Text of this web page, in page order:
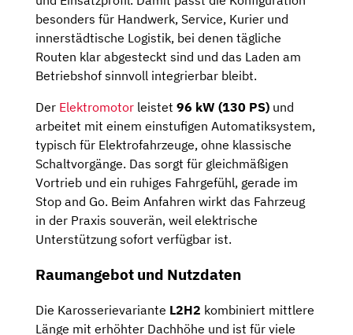
besonders für Handwerk, Service, Kurier und
innerstädtische Logistik, bei denen tägliche
Routen klar abgesteckt sind und das Laden am
Betriebshof sinnvoll integrierbar bleibt.
Der Elektromotor leistet 96 kW (130 PS) und
arbeitet mit einem einstufigen Automatiksystem,
typisch für Elektrofahrzeuge, ohne klassische
Schaltvorgänge. Das sorgt für gleichmäßigen
Vortrieb und ein ruhiges Fahrgefühl, gerade im
Stop and Go. Beim Anfahren wirkt das Fahrzeug
in der Praxis souverän, weil elektrische
Unterstützung sofort verfügbar ist.
Raumangebot und Nutzdaten
Die Karosserievariante L2H2 kombiniert mittlere
Länge mit erhöhter Dachhöhe und ist für viele